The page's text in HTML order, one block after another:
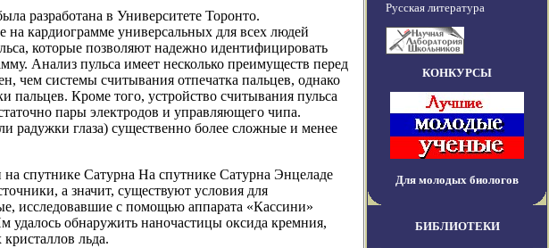
разработана в Университете Торонто.
кардиограмме универсальных для всех людей
которые позволяют надежно идентифицировать
Анализ пульса имеет несколько преимуществ перед
чем системы считывания отпечатка пальцев, однако
пальцев. Кроме того, устройство считывания пульса
пары электродов и управляющего чипа.
радужки глаза) существенно более сложные и менее
спутнике Сатурна На спутнике Сатурна Энцеладе
а значит, существуют условия для
исследовавшие с помощью аппарата «Кассини»
удалось обнаружить наночастицы оксида кремния,
льда.
Русская литература
КОНКУРСЫ
Для молодых биологов
БИБЛИОТЕКИ